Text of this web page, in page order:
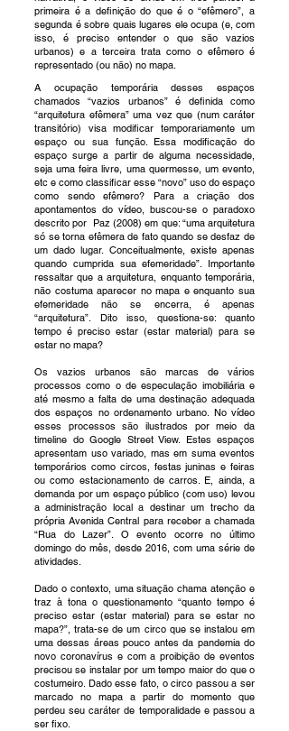
primeira é a definição do que é o “efêmero”, a
segunda é sobre quais lugares ele ocupa (e, com
isso, é preciso entender o que são vazios
urbanos) e a terceira trata como o efêmero é
representado (ou não) no mapa.
A ocupação temporária desses espaços
chamados “vazios urbanos” é definida como
“arquitetura efêmera” uma vez que (num caráter
transitório) visa modificar temporariamente um
espaço ou sua função. Essa modificação do
espaço surge a partir de alguma necessidade,
seja uma feira livre, uma quermesse, um evento,
etc e como classificar esse “novo” uso do espaço
como sendo efêmero? Para a criação dos
apontamentos do vídeo, buscou-se o paradoxo
descrito por Paz (2008) em que: “uma arquitetura
só se torna efêmera de fato quando se desfaz de
um dado lugar. Conceitualmente, existe apenas
quando cumprida sua efemeridade”. Importante
ressaltar que a arquitetura, enquanto temporária,
não costuma aparecer no mapa e enquanto sua
efemeridade não se encerra, é apenas
“arquitetura”. Dito isso, questiona-se: quanto
tempo é preciso estar (estar material) para se
estar no mapa?
Os vazios urbanos são marcas de vários
processos como o de especulação imobiliária e
até mesmo a falta de uma destinação adequada
dos espaços no ordenamento urbano. No vídeo
esses processos são ilustrados por meio da
timeline do Google Street View. Estes espaços
apresentam uso variado, mas em suma eventos
temporários como circos, festas juninas e feiras
ou como estacionamento de carros. E, ainda, a
demanda por um espaço público (com uso) levou
a administração local a destinar um trecho da
própria Avenida Central para receber a chamada
“Rua do Lazer”. O evento ocorre no último
domingo do mês, desde 2016, com uma série de
atividades.
Dado o contexto, uma situação chama atenção e
traz à tona o questionamento “quanto tempo é
preciso estar (estar material) para se estar no
mapa?”, trata-se de um circo que se instalou em
uma dessas áreas pouco antes da pandemia do
novo coronavírus e com a proibição de eventos
precisou se instalar por um tempo maior do que o
costumeiro. Dado esse fato, o circo passou a ser
marcado no mapa a partir do momento que
perdeu seu caráter de temporalidade e passou a
ser fixo.